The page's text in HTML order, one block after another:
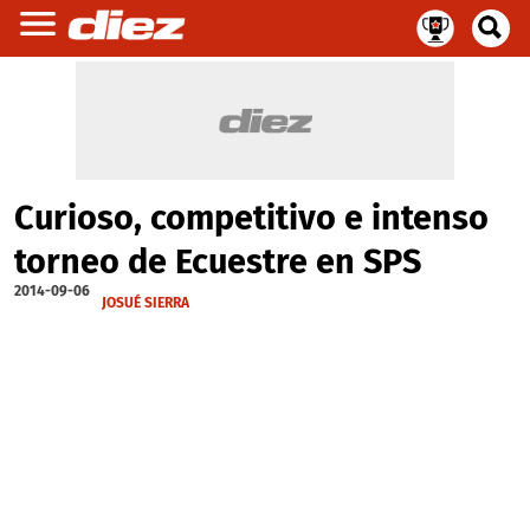
Curioso, competitivo e intenso
torneo de Ecuestre en SPS
2014-09-06
JOSUÉ SIERRA